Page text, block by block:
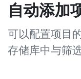
自动添加
可以配置项目
存储库中与筛